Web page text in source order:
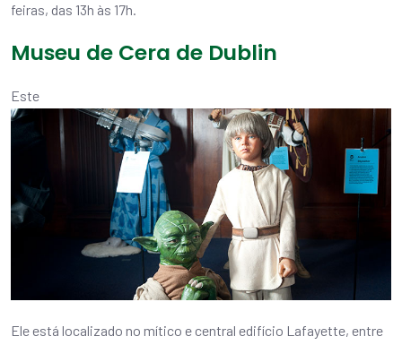
feiras, das 13h às 17h.
Museu de Cera de Dublin
Este
Ele está localizado no mítico e central edifício Lafayette, entre